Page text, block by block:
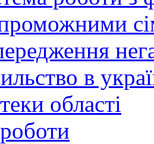
в
області